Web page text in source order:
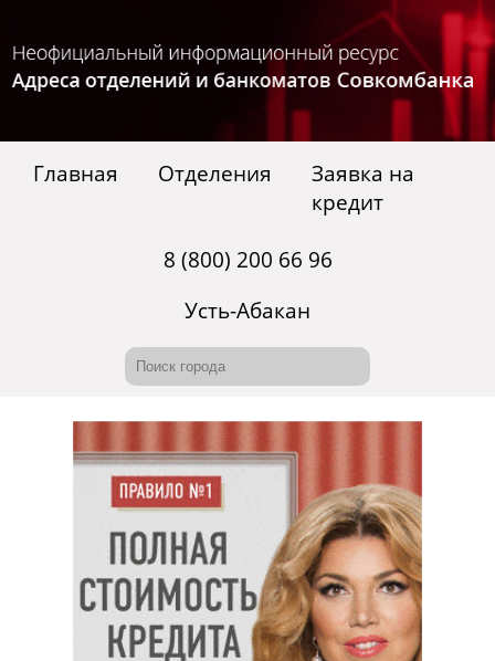
Главная Отделения
Заявка на
кредит
8 (800) 200 66 96
Усть-Абакан